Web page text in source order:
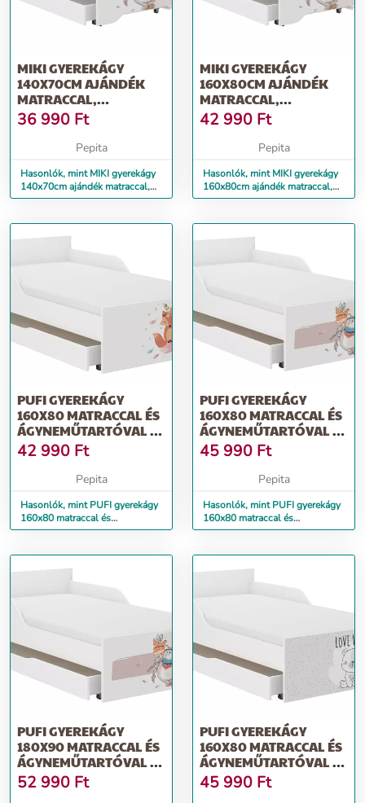
MIKI GYEREKÁGY
140X70CM AJÁNDÉK
MATRACCAL,
ÁGYNEMŰTARTÓ
NÉLKÜL - MACI
36 990 Ft
Pepita
Hasonlók, mint MIKI gyerekágy
140x70cm ajándék matraccal,
ágyneműtartó nélkül - maci
MIKI GYEREKÁGY
160X80CM AJÁNDÉK
MATRACCAL,
ÁGYNEMŰTARTÓ
NÉLKÜL - MACI
42 990 Ft
Pepita
Hasonlók, mint MIKI gyerekágy
160x80cm ajándék matraccal,
ágyneműtartó nélkül - maci
PUFI GYEREKÁGY
160X80 MATRACCAL ÉS
ÁGYNEMŰTARTÓVAL -
BOHO RÓKA
42 990 Ft
Pepita
Hasonlók, mint PUFI gyerekágy
160x80 matraccal és
ágyneműtartóval - boho róka
PUFI GYEREKÁGY
160X80 MATRACCAL ÉS
ÁGYNEMŰTARTÓVAL -
MACI
45 990 Ft
Pepita
Hasonlók, mint PUFI gyerekágy
160x80 matraccal és
ágyneműtartóval - maci
PUFI GYEREKÁGY
180X90 MATRACCAL ÉS
ÁGYNEMŰTARTÓVAL -
MACI
52 990 Ft
PUFI GYEREKÁGY
160X80 MATRACCAL ÉS
ÁGYNEMŰTARTÓVAL -
FEHÉR MACI
45 990 Ft